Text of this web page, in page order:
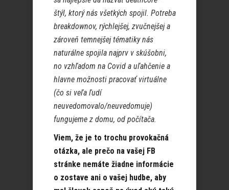
štýl, ktorý nás všetkých spojil. Potreba
breakdownov, rýchlejšej, zvučnejšej a
zároveň temnejšej tématiky nás
naturálne spojila najprv v skúšobni,
no vzhľadom na Covid a uľahčenie a
hlavne možnosti pracovať virtuálne
(čo si veľa ľudí
neuvedomovalo/neuvedomuje)
fungujeme z domu, od počítača.
Viem, že je to trochu provokačná
otázka, ale prečo na vašej FB
stránke nemáte žiadne informácie
o zostave ani o vašej hudbe, aby